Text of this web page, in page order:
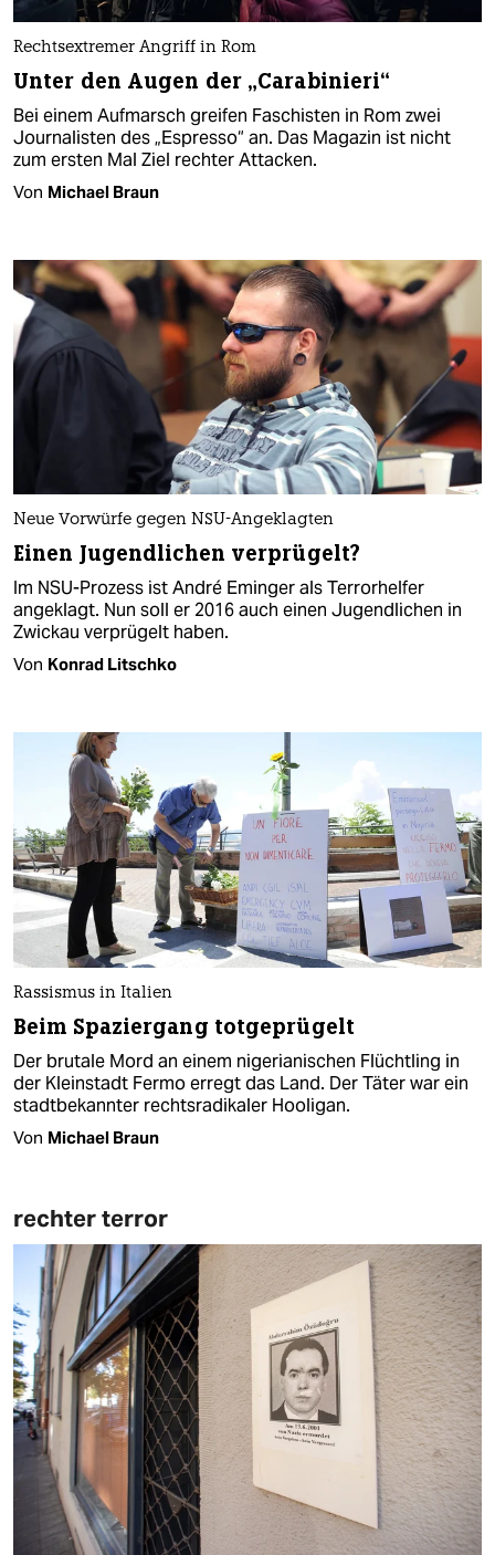
Rechtsextremer Angriff in Rom
Unter den Augen der „Carabinieri“
Bei einem Aufmarsch greifen Faschisten in Rom zwei
Journalisten des „Espresso“ an. Das Magazin ist nicht
zum ersten Mal Ziel rechter Attacken.
Von Michael Braun
Neue Vorwürfe gegen NSU-Angeklagten
Einen Jugendlichen verprügelt?
Im NSU-Prozess ist André Eminger als Terrorhelfer
angeklagt. Nun soll er 2016 auch einen Jugendlichen in
Zwickau verprügelt haben.
Von Konrad Litschko
Rassismus in Italien
Beim Spaziergang totgeprügelt
Der brutale Mord an einem nigerianischen Flüchtling in
der Kleinstadt Fermo erregt das Land. Der Täter war ein
stadtbekannter rechtsradikaler Hooligan.
Von Michael Braun
rechter terror